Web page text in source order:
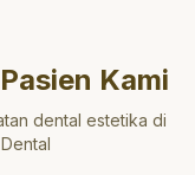
Kami
dental estetika di